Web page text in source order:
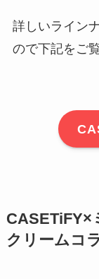
詳しいライン
ので下記をご
CASETiFY×
クリームコ